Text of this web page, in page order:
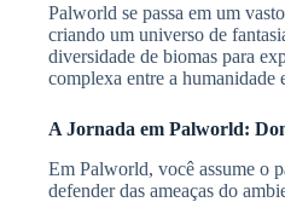
Palworld se passa em um
criando um universo de
diversidade de biomas para
complexa entre a humanidade
A Jornada em Palworld:
Em Palworld, você assume o
defender das ameaças do